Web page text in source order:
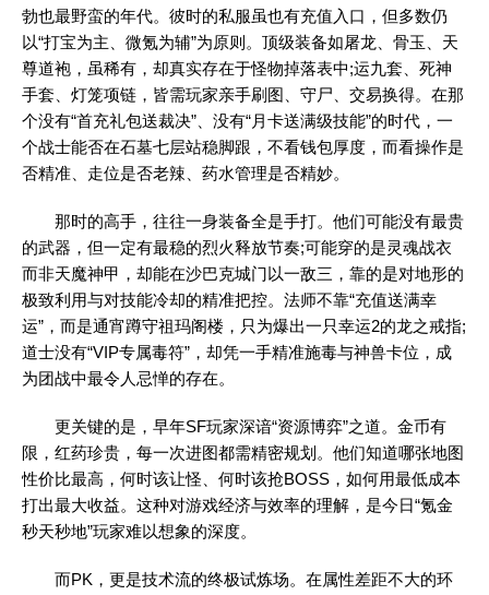
勃也最野蛮的年代。彼时的私服虽也有充值入口，但多数仍
以“打宝为主、微氪为辅”为原则。顶级装备如屠龙、骨玉、天
尊道袍，虽稀有，却真实存在于怪物掉落表中;运九套、死神
手套、灯笼项链，皆需玩家亲手刷图、守尸、交易换得。在那
个没有“首充礼包送裁决”、没有“月卡送满级技能”的时代，一
个战士能否在石墓七层站稳脚跟，不看钱包厚度，而看操作是
否精准、走位是否老辣、药水管理是否精妙。
那时的高手，往往一身装备全是手打。他们可能没有最贵
的武器，但一定有最稳的烈火释放节奏;可能穿的是灵魂战衣
而非天魔神甲，却能在沙巴克城门以一敌三，靠的是对地形的
极致利用与对技能冷却的精准把控。法师不靠“充值送满幸
运”，而是通宵蹲守祖玛阁楼，只为爆出一只幸运2的龙之戒指;
道士没有“VIP专属毒符”，却凭一手精准施毒与神兽卡位，成
为团战中最令人忌惮的存在。
更关键的是，早年SF玩家深谙“资源博弈”之道。金币有
限，红药珍贵，每一次进图都需精密规划。他们知道哪张地图
性价比最高，何时该让怪、何时该抢BOSS，如何用最低成本
打出最大收益。这种对游戏经济与效率的理解，是今日“氪金
秒天秒地”玩家难以想象的深度。
而PK，更是技术流的终极试炼场。在属性差距不大的环